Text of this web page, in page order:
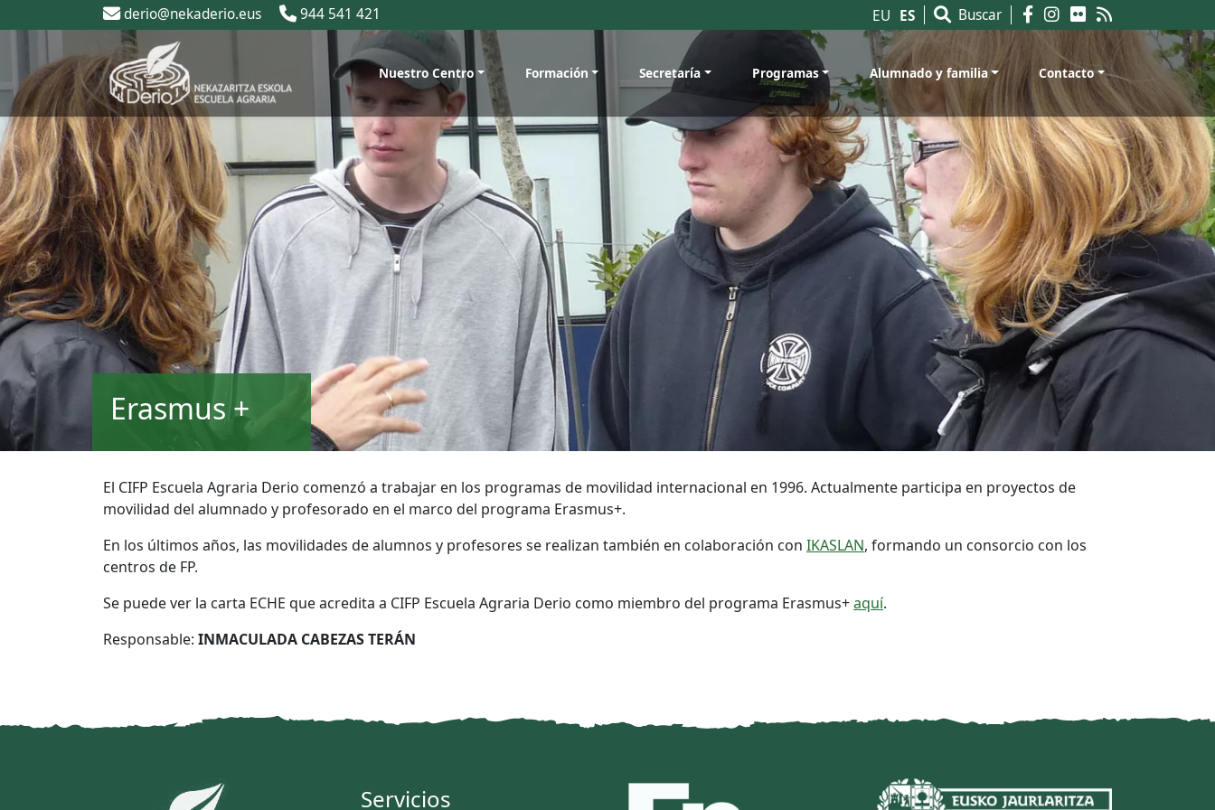
derio@nekaderio.eus 944 541 421 EU ES Buscar
Nuestro Centro Formación Secretaría Programas Alumnado y familia Contacto
Erasmus +
El CIFP Escuela Agraria Derio comenzó a trabajar en los programas de movilidad internacional en 1996. Actualmente participa en proyectos de
movilidad del alumnado y profesorado en el marco del programa Erasmus+.
En los últimos años, las movilidades de alumnos y profesores se realizan también en colaboración con IKASLAN, formando un consorcio con los
centros de FP.
Se puede ver la carta ECHE que acredita a CIFP Escuela Agraria Derio como miembro del programa Erasmus+aquí.
Responsable: INMACULADA CABEZAS TERÁN
Servicios